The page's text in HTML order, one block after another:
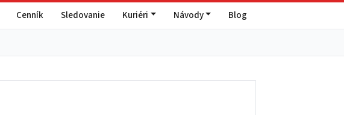
Cenník Sledovanie Kuriéri Návody Blog